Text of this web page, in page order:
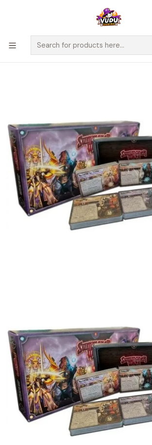
🚀 ¡Despachamos a todo Chile! Envío GRATIS a
$100.000 y a RM sobre $35.000
Home Preventas
Preventa - Summoner Wars: Violet Moon